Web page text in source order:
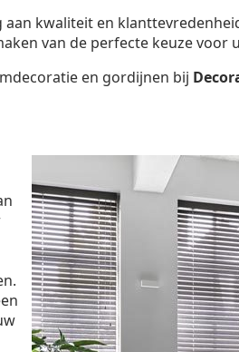
kwaliteit en
van de perfecte keuze voor
en gordijnen bij